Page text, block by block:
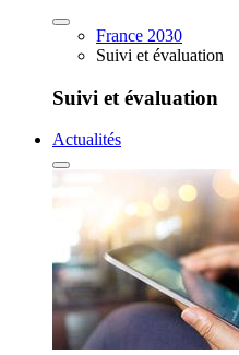
France 2030
Suivi et évaluation
Suivi et évaluation
Actualités